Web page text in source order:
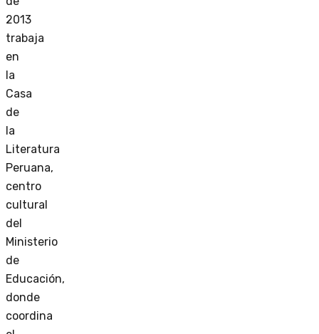
2013
trabaja
en
la
Casa
de
la
Literatura
Peruana,
centro
cultural
del
Ministerio
de
Educación,
donde
coordina